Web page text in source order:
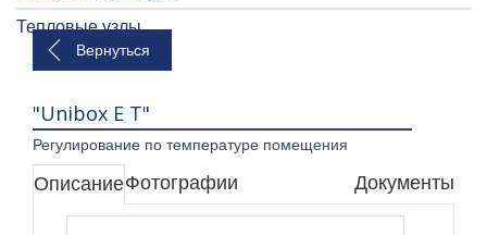
Тепловые узлы
Вернуться
"Unibox E T"
Регулирование по температуре помещения
ОписаниеФотографии Документы